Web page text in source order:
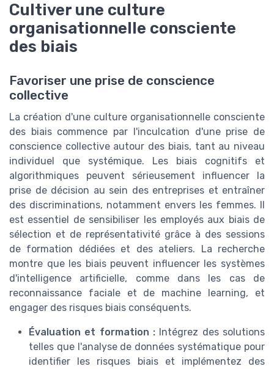
Cultiver une culture
organisationnelle consciente
des biais
Favoriser une prise de conscience
collective
La création d'une culture organisationnelle consciente
des biais commence par l'inculcation d'une prise de
conscience collective autour des biais, tant au niveau
individuel que systémique. Les biais cognitifs et
algorithmiques peuvent sérieusement influencer la
prise de décision au sein des entreprises et entraîner
des discriminations, notamment envers les femmes. Il
est essentiel de sensibiliser les employés aux biais de
sélection et de représentativité grâce à des sessions
de formation dédiées et des ateliers. La recherche
montre que les biais peuvent influencer les systèmes
d'intelligence artificielle, comme dans les cas de
reconnaissance faciale et de machine learning, et
engager des risques biais conséquents.
Évaluation et formation : Intégrez des solutions
telles que l'analyse de données systématique pour
identifier les risques biais et implémentez des